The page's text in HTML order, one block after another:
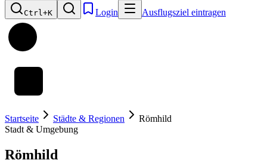
Ctrl+K Login Ausflugsziel eintragen
Startseite Städte & Regionen
Römhild
Stadt & Umgebung
Römhild